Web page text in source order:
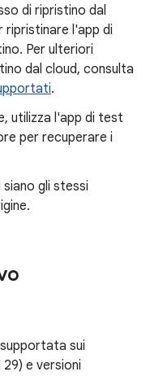
di ripristino dal
ripristinare l'app di
Per ulteriori
dal cloud, consulta
.
utilizza l'app di test
per recuperare i
gli stessi
sui
e versioni